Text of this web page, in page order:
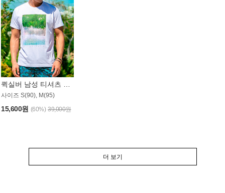
퀵실버 남성 티셔츠 MST357WQS
사이즈 S(90), M(95)
15,600원 (60%) 39,000원
더 보기